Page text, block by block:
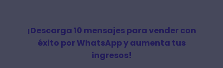
¡Descarga 10 mensajes para vender con
éxito por WhatsApp y aumenta tus
ingresos!